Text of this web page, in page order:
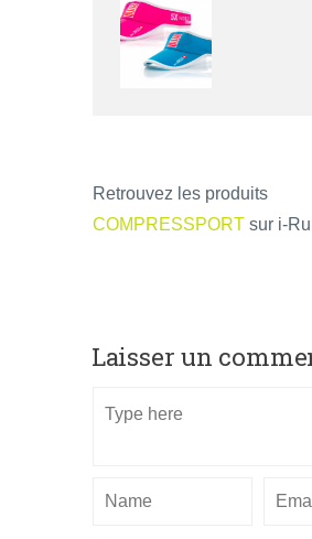
Retrouvez les produits
COMPRESSPORT sur i-
Laisser un